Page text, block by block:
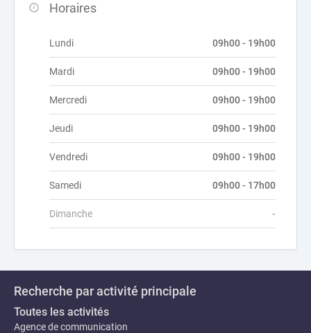
Horaires
Lundi 09h00 - 19h00
Mardi 09h00 - 19h00
Mercredi 09h00 - 19h00
Jeudi 09h00 - 19h00
Vendredi 09h00 - 19h00
Samedi 09h00 - 17h00
Dimanche -
Recherche par activité principale
Toutes les activités
Agence de communication